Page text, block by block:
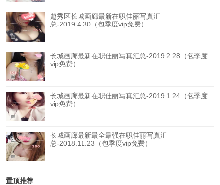
越秀区长城画廊最新在职佳丽写真汇
总-2019.4.30（包季度vip免费）
长城画廊最新在职佳丽写真汇总-2019.2.28（包季度
vip免费）
长城画廊最新在职佳丽写真汇总-2019.1.24（包季度
vip免费）
长城画廊最新最全最强在职佳丽写真汇
总-2018.11.23（包季度vip免费）
置顶推荐